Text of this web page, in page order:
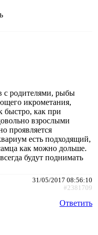
с родителями, рыбы
икрометания,
быстро, как при
взрослыми
проявляется
есть подходящий,
как можно дольше.
будут поднимать
31/05/2017 08:56:10
#2381709
Ответить